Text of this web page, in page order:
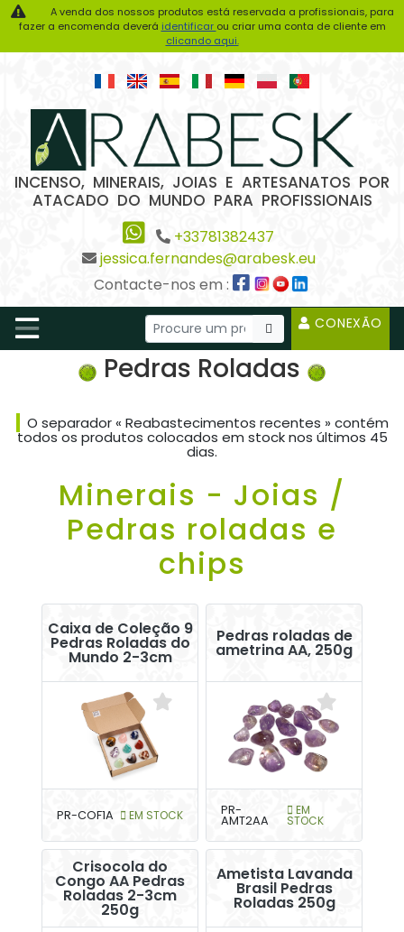
A venda dos nossos produtos está reservada a profissionais, para
fazer a encomenda deverá identificar ou criar uma conta de cliente em
clicando aqui.
INCENSO, MINERAIS, JOIAS E ARTESANATOS POR
ATACADO DO MUNDO PARA PROFISSIONAIS
+33781382437
jessica.fernandes@arabesk.eu
Contacte-nos em :
CONEXÃO
Pedras Roladas
O separador « Reabastecimentos recentes » contém
todos os produtos colocados em stock nos últimos 45
dias.
Minerais - Joias /
Pedras roladas e
chips
Caixa de Coleção 9
Pedras Roladas do
Mundo 2-3cm
PR-COF1A EM STOCK
Pedras roladas de
ametrina AA, 250g
PR-
AMT2AA
EM
STOCK
Crisocola do
Congo AA Pedras
Roladas 2-3cm
250g
Ametista Lavanda
Brasil Pedras
Roladas 250g